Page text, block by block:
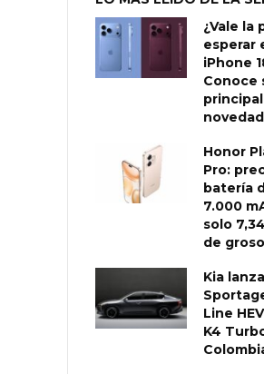
¿Vale la
esperar
iPhone
Conoce
Honor
Pro:
batería
7.000
solo
de
Kia
Line
K4